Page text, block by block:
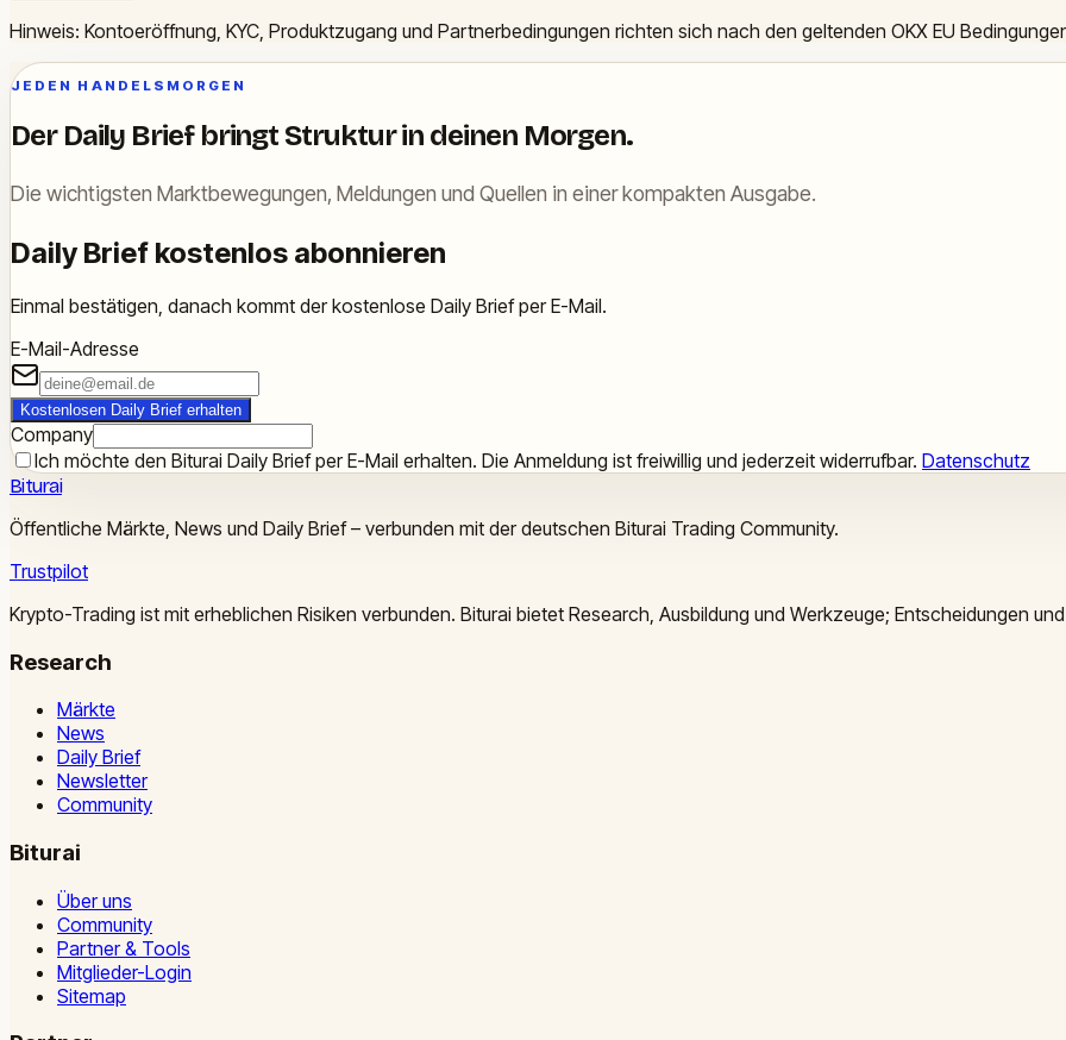
Hinweis: Kontoeröffnung, KYC, Produktzugang und Partnerbedingungen richten sich nach den geltenden OKX EU
JEDEN HANDELSMORGEN
Der Daily Brief bringt Struktur in deinen Morgen.
Die wichtigsten Marktbewegungen, Meldungen und Quellen in einer kompakten Ausgabe.
Daily Brief kostenlos abonnieren
Einmal bestätigen, danach kommt der kostenlose Daily Brief per E-Mail.
E-Mail-Adresse
Kostenlosen Daily Brief erhalten
Company
Ich möchte den Biturai Daily Brief per E-Mail erhalten. Die Anmeldung ist freiwillig und jederzeit widerrufbar. Datenschutz
Biturai
Öffentliche Märkte, News und Daily Brief – verbunden mit der deutschen Biturai Trading Community.
Trustpilot
Krypto-Trading ist mit erheblichen Risiken verbunden. Biturai bietet Research, Ausbildung und Werkzeuge; Entscheidungen
Research
Märkte
News
Daily Brief
Newsletter
Community
Biturai
Über uns
Community
Partner & Tools
Mitglieder-Login
Sitemap